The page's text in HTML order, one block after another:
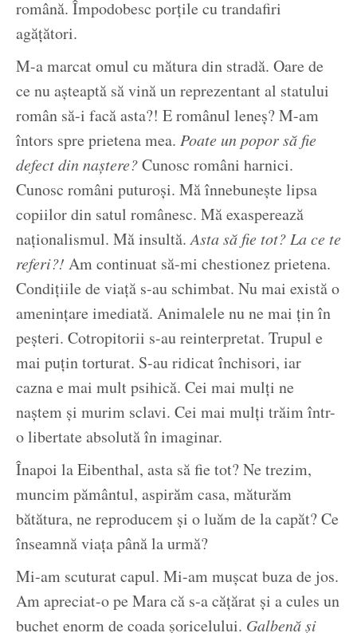
română. Împodobesc porțile cu trandafiri
agățători.
M-a marcat omul cu mătura din stradă. Oare de
ce nu așteaptă să vină un reprezentant al statului
român să-i facă asta?! E românul leneș? M-am
întors spre prietena mea. Poate un popor să fie
defect din naștere?Cunosc români harnici.
Cunosc români puturoși. Mă înnebunește lipsa
copiilor din satul românesc. Mă exasperează
naționalismul. Mă insultă.Asta să fie tot? La ce te
referi?! Am continuat să-mi chestionez prietena.
Condițiile de viață s-au schimbat. Nu mai există o
amenințare imediată. Animalele nu ne mai țin în
peșteri. Cotropitorii s-au reinterpretat. Trupul e
mai puțin torturat. S-au ridicat închisori, iar
cazna e mai mult psihică. Cei mai mulți ne
naștem și murim sclavi. Cei mai mulți trăim într-
o libertate absolută în imaginar.
Înapoi la Eibenthal, asta să fie tot? Ne trezim,
muncim pământul, aspirăm casa, măturăm
bătătura, ne reproducem și o luăm de la capăt? Ce
înseamnă viața până la urmă?
Mi-am scuturat capul. Mi-am mușcat buza de jos.
Am apreciat-o pe Mara că s-a cățărat și a cules un
buchet enorm de coada șoricelului. Galbenă și